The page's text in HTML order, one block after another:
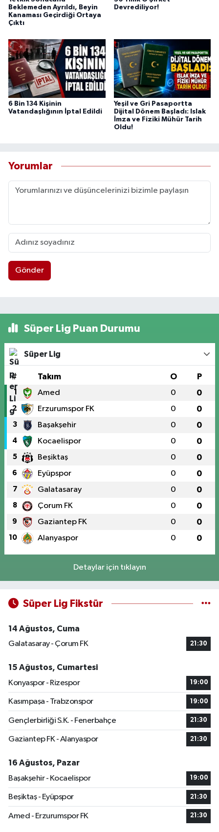
Beklemeden Ayrıldı, Beyin
Kanaması Geçirdiği Ortaya
Çıktı
Devrediliyor!
6 Bin 134 Kişinin
Vatandaşlığının İptal Edildi
Yeşil ve Gri Pasaportta
Dijital Dönem Başladı: Islak
İmza ve Fiziki Mühür Tarih
Oldu!
Yorumlar
Gönder
Süper Lig Puan Durumu
Süper Lig
# Takım O P
1 Amed 0 0
2 Erzurumspor FK 0 0
3 Başakşehir 0 0
4 Kocaelispor 0 0
5 Beşiktaş 0 0
6 Eyüpspor 0 0
7 Galatasaray 0 0
8 Çorum FK 0 0
9 Gaziantep FK 0 0
10 Alanyaspor 0 0
Detaylar için tıklayın
Süper Lig Fikstür
14 Ağustos, Cuma
Galatasaray - Çorum FK
21:30
15 Ağustos, Cumartesi
Konyaspor - Rizespor
19:00
Kasımpaşa - Trabzonspor 19:00
Gençlerbirliği S.K. - Fenerbahçe 21:30
Gaziantep FK - Alanyaspor 21:30
16 Ağustos, Pazar
Başakşehir - Kocaelispor
19:00
Beşiktaş - Eyüpspor 21:30
Amed - Erzurumspor FK 21:30